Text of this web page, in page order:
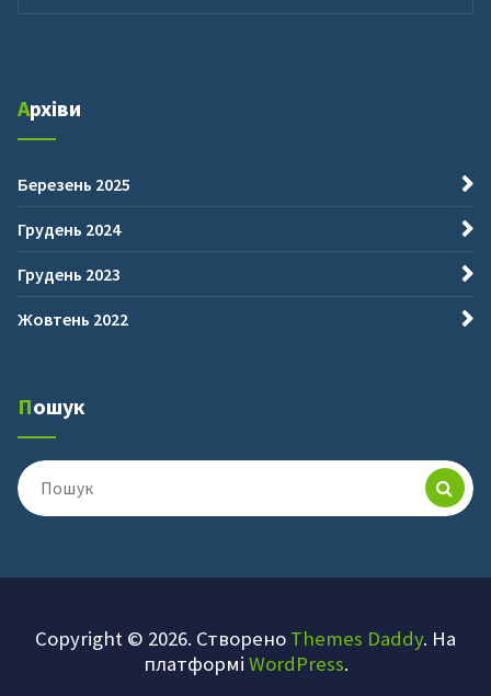
Архіви
Березень 2025
Грудень 2024
Грудень 2023
Жовтень 2022
Пошук
Пошук
для:
Copyright © 2026. Створено Themes Daddy. На
платформі WordPress.